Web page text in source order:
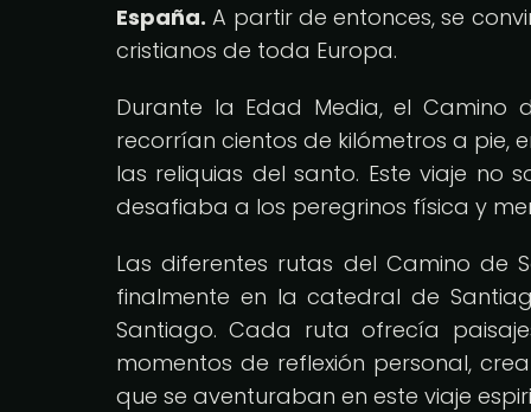
España. A partir de entonces, se
cristianos de toda Europa.
Durante la Edad Media, el Camino
recorrían cientos de kilómetros a pie,
las reliquias del santo. Este viaje
desafiaba a los peregrinos física y
Las diferentes rutas del Camino de
finalmente en la catedral de
Santiago. Cada ruta ofrecía
momentos de reflexión personal,
que se aventuraban en este viaje